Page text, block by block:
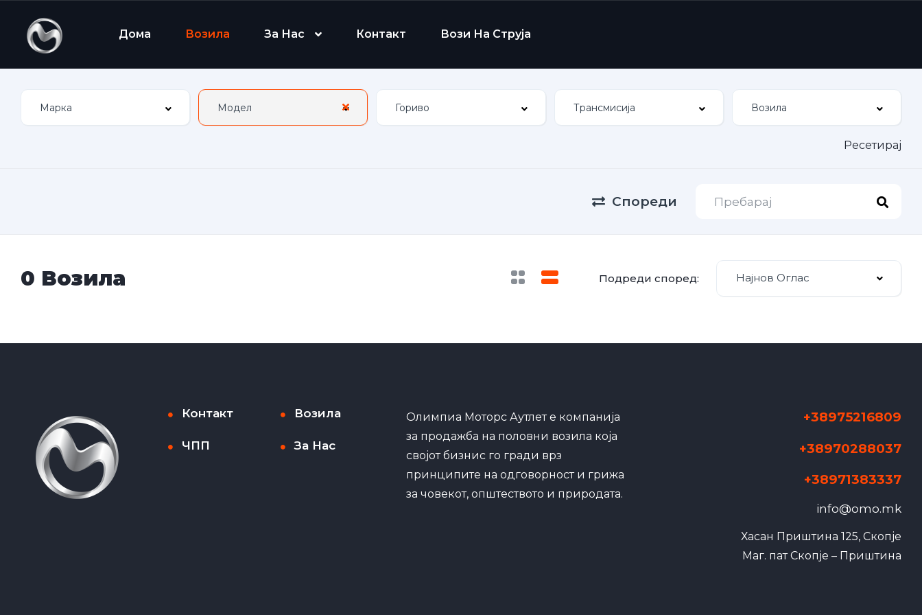
Дома Возила За Нас Контакт Вози На Струја
Ресетирај
Спореди
0 Возила Подреди според: Најнов Оглас
Контакт Возила
ЧПП За Нас
Олимпиа Моторс Аутлет е компанија
за продажба на половни возила која
својот бизнис го гради врз
принципите на одговорност и грижа
за човекот, општеството и природата.
+38975216809
+38970288037
+38971383337
info@omo.mk
Хасан Приштина 125, Скопје
Маг. пат Скопје – Приштина